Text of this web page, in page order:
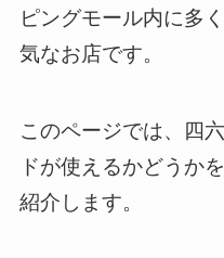
ピングモール内に多
気なお店です。
このページでは、四
ドが使えるかどうか
紹介します。